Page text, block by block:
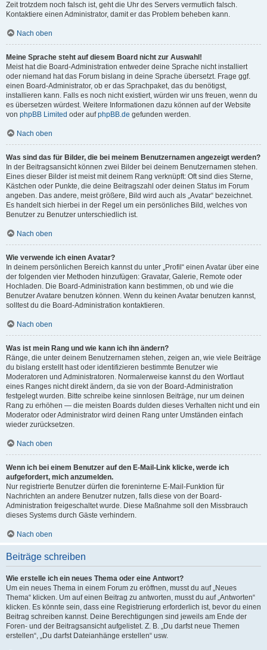
Zeit trotzdem noch falsch ist, geht die Uhr des Servers vermutlich falsch.
Kontaktiere einen Administrator, damit er das Problem beheben kann.
Nach oben
Meine Sprache steht auf diesem Board nicht zur Auswahl!
Meist hat die Board-Administration entweder deine Sprache nicht installiert
oder niemand hat das Forum bislang in deine Sprache übersetzt. Frage ggf.
einen Board-Administrator, ob er das Sprachpaket, das du benötigst,
installieren kann. Falls es noch nicht existiert, würden wir uns freuen, wenn du
es übersetzen würdest. Weitere Informationen dazu können auf der Website
von phpBB Limited oder aufphpBB.de gefunden werden.
Nach oben
Was sind das für Bilder, die bei meinem Benutzernamen angezeigt werden?
In der Beitragsansicht können zwei Bilder bei deinem Benutzernamen stehen.
Eines dieser Bilder ist meist mit deinem Rang verknüpft: Oft sind dies Sterne,
Kästchen oder Punkte, die deine Beitragszahl oder deinen Status im Forum
angeben. Das andere, meist größere, Bild wird auch als „Avatar“ bezeichnet.
Es handelt sich hierbei in der Regel um ein persönliches Bild, welches von
Benutzer zu Benutzer unterschiedlich ist.
Nach oben
Wie verwende ich einen Avatar?
In deinem persönlichen Bereich kannst du unter „Profil“ einen Avatar über eine
der folgenden vier Methoden hinzufügen: Gravatar, Galerie, Remote oder
Hochladen. Die Board-Administration kann bestimmen, ob und wie die
Benutzer Avatare benutzen können. Wenn du keinen Avatar benutzen kannst,
solltest du die Board-Administration kontaktieren.
Nach oben
Was ist mein Rang und wie kann ich ihn ändern?
Ränge, die unter deinem Benutzernamen stehen, zeigen an, wie viele Beiträge
du bislang erstellt hast oder identifizieren bestimmte Benutzer wie
Moderatoren und Administratoren. Normalerweise kannst du den Wortlaut
eines Ranges nicht direkt ändern, da sie von der Board-Administration
festgelegt wurden. Bitte schreibe keine sinnlosen Beiträge, nur um deinen
Rang zu erhöhen — die meisten Boards dulden dieses Verhalten nicht und ein
Moderator oder Administrator wird deinen Rang unter Umständen einfach
wieder zurücksetzen.
Nach oben
Wenn ich bei einem Benutzer auf den E-Mail-Link klicke, werde ich
aufgefordert, mich anzumelden.
Nur registrierte Benutzer dürfen die foreninterne E-Mail-Funktion für
Nachrichten an andere Benutzer nutzen, falls diese von der Board-
Administration freigeschaltet wurde. Diese Maßnahme soll den Missbrauch
dieses Systems durch Gäste verhindern.
Nach oben
Beiträge schreiben
Wie erstelle ich ein neues Thema oder eine Antwort?
Um ein neues Thema in einem Forum zu eröffnen, musst du auf „Neues
Thema“ klicken. Um auf einen Beitrag zu antworten, musst du auf „Antworten“
klicken. Es könnte sein, dass eine Registrierung erforderlich ist, bevor du einen
Beitrag schreiben kannst. Deine Berechtigungen sind jeweils am Ende der
Foren- und der Beitragsansicht aufgelistet. Z. B. „Du darfst neue Themen
erstellen“, „Du darfst Dateianhänge erstellen“ usw.